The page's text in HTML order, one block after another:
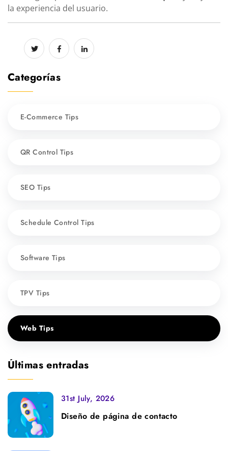
la experiencia del usuario.
Categorías
E-Commerce Tips
QR Control Tips
SEO Tips
Schedule Control Tips
Software Tips
TPV Tips
Web Tips
Últimas entradas
31st July, 2026
Diseño de página de contacto